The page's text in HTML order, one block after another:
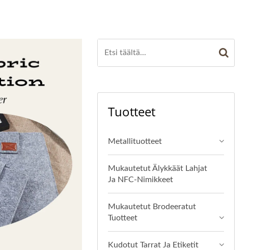
Tuotteet
Metallituotteet
Mukautetut Älykkäät Lahjat
Ja NFC-Nimikkeet
Mukautetut Brodeeratut
Tuotteet
Kudotut Tarrat Ja Etiketit